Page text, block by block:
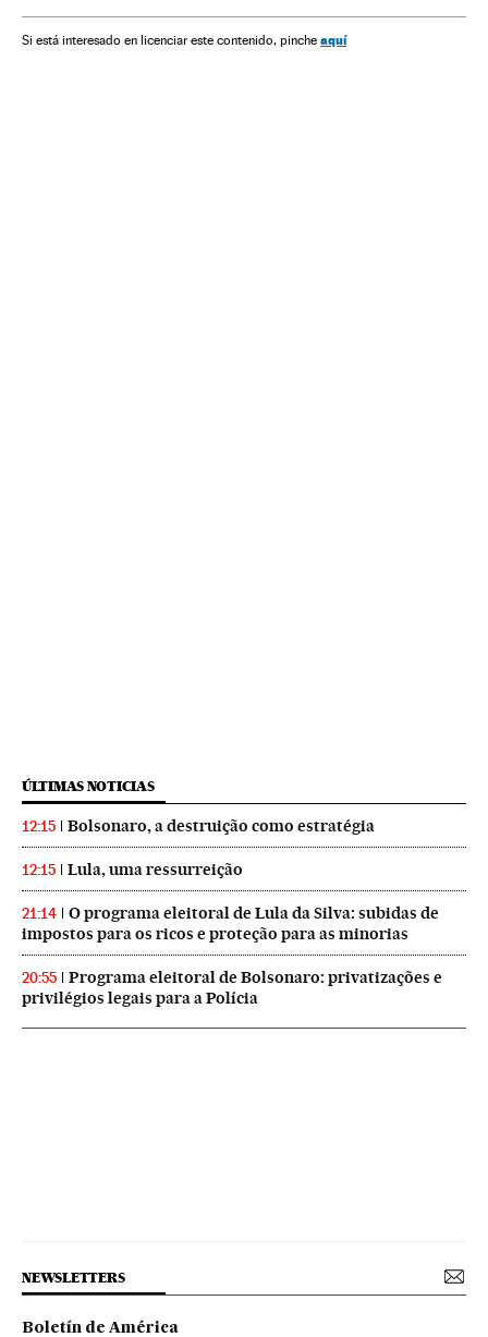
Si está interesado en licenciar este contenido, pinche aquí
ÚLTIMAS NOTICIAS
12:15 Bolsonaro, a destruição como estratégia
12:15 Lula, uma ressurreição
21:14
O programa eleitoral de Lula da Silva: subidas de
impostos para os ricos e proteção para as minorias
20:55
Programa eleitoral de Bolsonaro: privatizações e
privilégios legais para a Polícia
NEWSLETTERS
Boletín de América